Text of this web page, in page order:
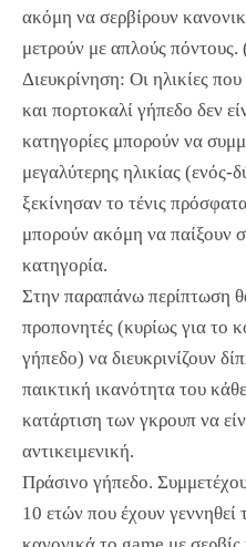
ακόμη να σερβίρουν
μετρούν με απλούς
Διευκρίνηση: Οι ηλικίες
και πορτοκαλί γήπεδο δεν
κατηγορίες μπορούν να
μεγαλύτερης ηλικίας
ξεκίνησαν το τένις
μπορούν ακόμη να παίξουν
κατηγορία.
Στην παραπάνω περίπτωση
προπονητές (κυρίως για το
γήπεδο) να διευκρινίζουν
παικτική ικανότητα του
κατάρτιση των γκρουπ να
αντικειμενική.
Πράσινο γήπεδο.
10 ετών που έχουν